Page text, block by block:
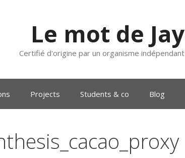
Le mot de Jay
Certifié d'origine par un organisme indépendant
Projects Students & co Blog